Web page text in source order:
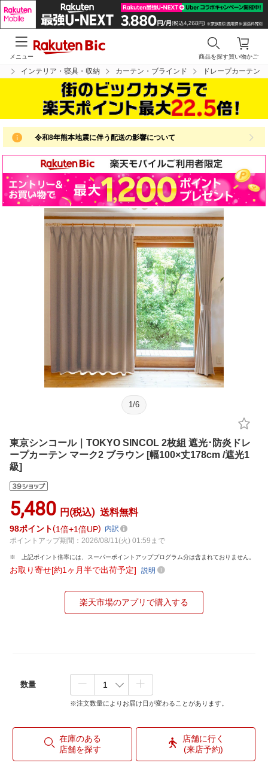
買い物かご
商品を探す
メニュー
インテリア・寝具・収納 カーテン・ブラインド ドレープカーテン
令和8年熊本地震に伴う配送の影響について
1 /6
東京シンコール｜TOKYO SINCOL 2枚組 遮光･防炎ドレ
ープカーテン マーク2 ブラウン [幅100×丈178cm /遮光1
級]
5,480 円(税込) 送料無料
98ポイント 1倍 1倍UP
内訳
ポイントアップ期間：2026/08/11(火) 01:59まで
上記ポイント倍率には、スーパーポイントアッププログラム分は含まれておりません。
お取り寄せ[約1ヶ月半で出荷予定] 説明
楽天市場のアプリで購入する
数量
※注文数量によりお届け日が変わることがあります。
在庫のある
店舗を探す
店舗に行く
(来店予約)